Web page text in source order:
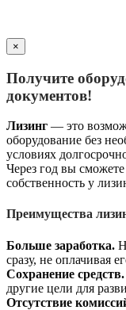
×
Получите
документов!
Лизинг — это
оборудование без
условиях
Через год вы
собственность у
Преимущества
Больше заработка.
сразу, не оплачивая
Сохранение средств.
другие цели для
Отсутствие